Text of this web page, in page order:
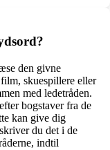
den givne
skuespillere eller
med ledetråden.
bogstaver fra de
kan give dig
du det i de
indtil